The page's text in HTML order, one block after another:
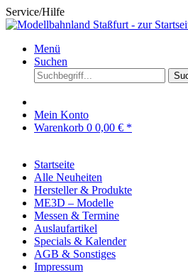
Service/Hilfe
Menü
Suchen
Mein Konto
Warenkorb 0 0,00 € *
Startseite
Alle Neuheiten
Hersteller & Produkte
ME3D – Modelle
Messen & Termine
Auslaufartikel
Specials & Kalender
AGB & Sonstiges
Impressum